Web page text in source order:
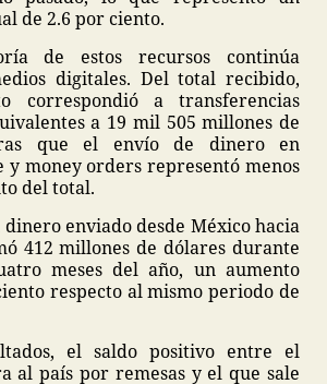
de 2.6 por ciento.
de estos recursos continúa
digitales. Del total recibido,
correspondió a transferencias
a 19 mil 505 millones de
que el envío de dinero en
y money orders representó menos
del total.
enviado desde México hacia
412 millones de dólares durante
meses del año, un aumento
respecto al mismo periodo de
el saldo positivo entre el
al país por remesas y el que sale